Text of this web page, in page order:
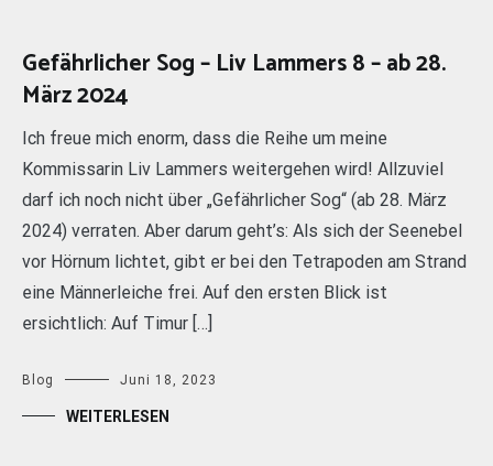
Gefährlicher Sog – Liv Lammers 8 – ab 28.
März 2024
Ich freue mich enorm, dass die Reihe um meine
Kommissarin Liv Lammers weitergehen wird! Allzuviel
darf ich noch nicht über „Gefährlicher Sog“ (ab 28. März
2024) verraten. Aber darum geht’s: Als sich der Seenebel
vor Hörnum lichtet, gibt er bei den Tetrapoden am Strand
eine Männerleiche frei. Auf den ersten Blick ist
ersichtlich: Auf Timur […]
Blog Juni 18, 2023
WEITERLESEN